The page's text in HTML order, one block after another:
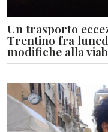
Un trasporto
Trentino fra
modifiche alla